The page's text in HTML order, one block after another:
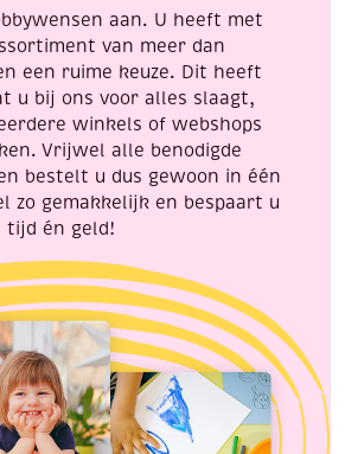
aan. U heeft met
van meer dan
een ruime keuze. Dit heeft
u bij ons voor alles slaagt,
winkels of webshops
Vrijwel alle benodigde
bestelt u dus gewoon in één
zo gemakkelijk en bespaart u
tijd én geld!